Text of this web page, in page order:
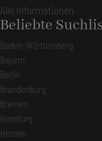
Alle Informationen
Beliebte
Baden-Württemberg
Bayern
Berlin
Brandenburg
Bremen
Hamburg
Hessen